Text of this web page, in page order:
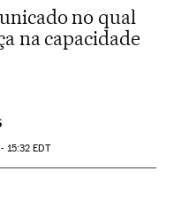
no qual
na capacidade
15:32 EDT